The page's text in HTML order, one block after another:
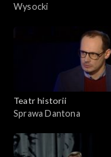
Wysocki
Teatr historii
Sprawa Dantona